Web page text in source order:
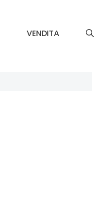
VENDITA